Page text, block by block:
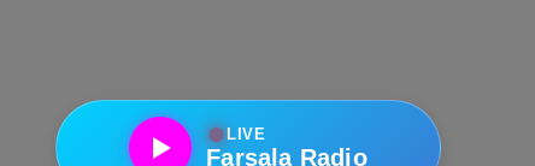
●LIVE
Farsala Radio